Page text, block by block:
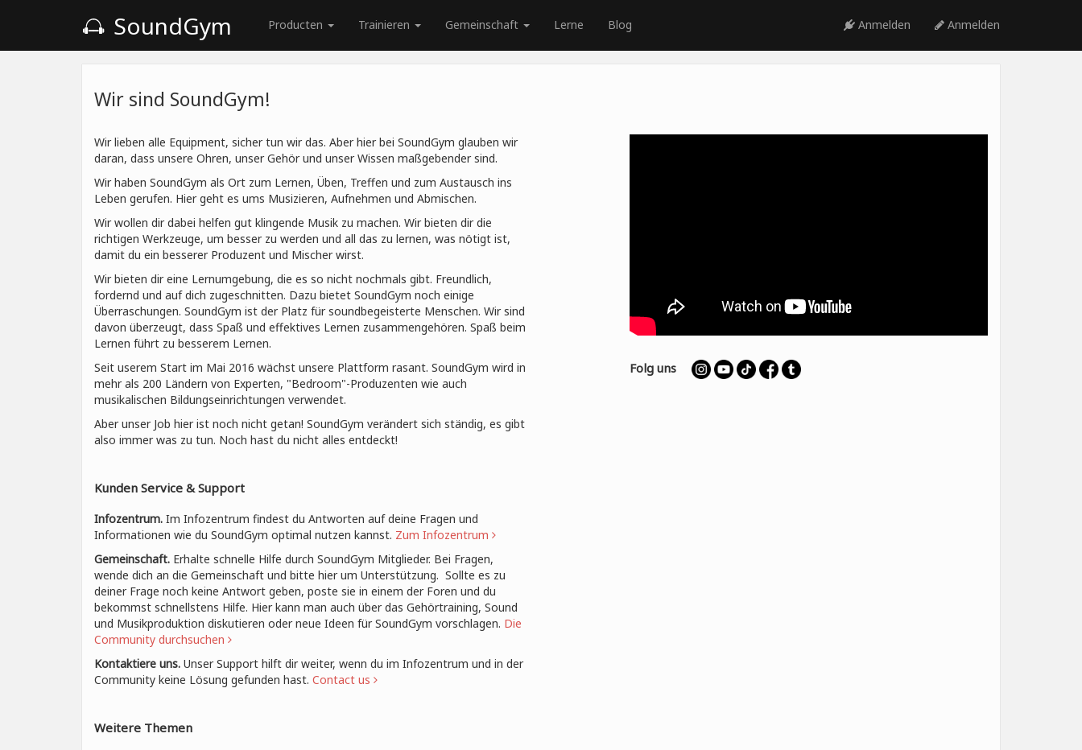
SoundGym Producten Trainieren Gemeinschaft Lerne Blog Anmelden Anmelden
Wir sind SoundGym!
Wir lieben alle Equipment, sicher tun wir das. Aber hier bei SoundGym glauben wir
daran, dass unsere Ohren, unser Gehör und unser Wissen maßgebender sind.
Wir haben SoundGym als Ort zum Lernen, Üben, Treffen und zum Austausch ins
Leben gerufen. Hier geht es ums Musizieren, Aufnehmen und Abmischen.
Wir wollen dir dabei helfen gut klingende Musik zu machen. Wir bieten dir die
richtigen Werkzeuge, um besser zu werden und all das zu lernen, was nötigt ist,
damit du ein besserer Produzent und Mischer wirst.
Wir bieten dir eine Lernumgebung, die es so nicht nochmals gibt. Freundlich,
fordernd und auf dich zugeschnitten. Dazu bietet SoundGym noch einige
Überraschungen. SoundGym ist der Platz für soundbegeisterte Menschen. Wir sind
davon überzeugt, dass Spaß und effektives Lernen zusammengehören. Spaß beim
Lernen führt zu besserem Lernen.
Seit userem Start im Mai 2016 wächst unsere Plattform rasant. SoundGym wird in
mehr als 200 Ländern von Experten, "Bedroom"-Produzenten wie auch
musikalischen Bildungseinrichtungen verwendet.
Aber unser Job hier ist noch nicht getan! SoundGym verändert sich ständig, es gibt
also immer was zu tun. Noch hast du nicht alles entdeckt!
Kunden Service & Support
Infozentrum. Im Infozentrum findest du Antworten auf deine Fragen und
Informationen wie du SoundGym optimal nutzen kannst. Zum Infozentrum
Gemeinschaft. Erhalte schnelle Hilfe durch SoundGym Mitglieder. Bei Fragen,
wende dich an die Gemeinschaft und bitte hier um Unterstützung. Sollte es zu
deiner Frage noch keine Antwort geben, poste sie in einem der Foren und du
bekommst schnellstens Hilfe. Hier kann man auch über das Gehörtraining, Sound
und Musikproduktion diskutieren oder neue Ideen für SoundGym vorschlagen. Die
Community durchsuchen
Kontaktiere uns. Unser Support hilft dir weiter, wenn du im Infozentrum und in der
Community keine Lösung gefunden hast. Contact us
Weitere Themen
Folg uns